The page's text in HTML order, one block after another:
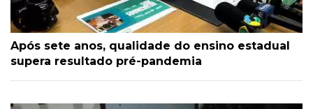
Após sete anos, qualidade do ensino estadual
supera resultado pré-pandemia